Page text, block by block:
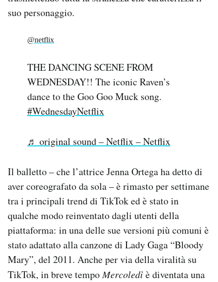
suo personaggio.
@netflix
THE DANCING SCENE FROM
WEDNESDAY!! The iconic Raven’s
dance to the Goo Goo Muck song.
#WednesdayNetflix
♬ original sound – Netflix – Netflix
Il balletto – che l’attrice Jenna Ortega ha detto di
aver coreografato da sola – è rimasto per settimane
tra i principali trend di TikTok ed è stato in
qualche modo reinventato dagli utenti della
piattaforma: in una delle sue versioni più comuni è
stato adattato alla canzone di Lady Gaga “Bloody
Mary”, del 2011. Anche per via della viralità su
TikTok, in breve tempoMercoledìè diventata una